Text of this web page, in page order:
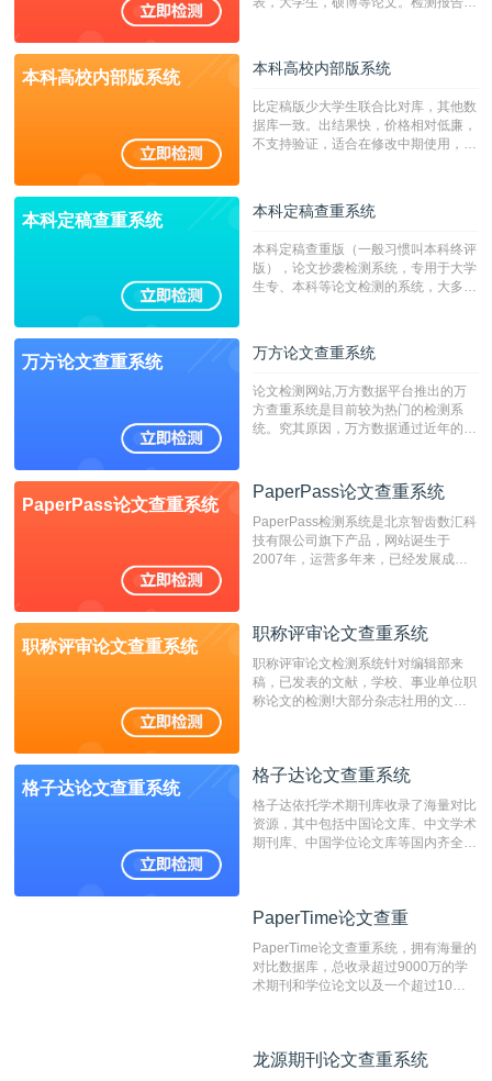
本科高校内部版系统 本科高校内部版系统
比定稿版少大学生联合比对库，其他数
据库一致。出结果快，价格相对低廉，
不支持验证，适合在修改中期使用，定
本科定稿查重系统 本科定稿查重系统
本科定稿查重版（一般习惯叫本科终评
版），论文抄袭检测系统，专用于大学
生专、本科等论文检测的系统，大多数
万方论文查重系统 万方论文查重系统
论文检测网站,万方数据平台推出的万
方查重系统是目前较为热门的检测系
统。究其原因，万方数据通过近年的发
检测系统，其真实性和权威性无可厚
非。其次，相对于知网而言，万方检测
费用少，上手容易，是学生初次论文查
重的推荐系统。
PaperPass论文查重系统
PaperPass论文查重系统
PaperPass检测系统是北京智齿数汇科
技有限公司旗下产品，网站诞生于
2007年，运营多年来，已经发展成为
检测速度快、精度高，市场反映良好。
职称评审论文查重系统
职称评审论文查重系统
职称评审论文检测系统针对编辑部来
稿，已发表的文献，学校、事业单位职
称论文的检测!大部分杂志社用的文献
编辑部检测来稿和已发表的文献,检测
测时注意填写第一作者,才能排除已发
表文献复制比。（限制字符数1万）
格子达论文查重系统
格子达论文查重系统
格子达依托学术期刊库收录了海量对比
资源，其中包括中国论文库、中文学术
期刊库、中国学位论文库等国内齐全的
系统，可检测中文、英文两种语言的论
PaperTime论文查重
PaperTime论文查重系统，拥有海量的
对比数据库，总收录超过9000万的学
术期刊和学位论文以及一个超过10亿
对，利用指纹索引快速而精准地在云检
龙源期刊论文查重系统